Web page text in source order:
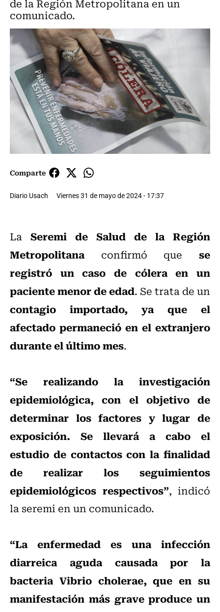
de la Región Metropolitana en un
comunicado.
Comparte
Diario Usach Viernes 31 de mayo de 2024 - 17:37
La Seremi de Salud de la Región
Metropolitana confirmó que se
registró un caso de cólera en un
paciente menor de edad. Se trata de un
contagio importado, ya que el
afectado permaneció en el extranjero
durante el último mes.
“Se realizando la investigación
epidemiológica, con el objetivo de
determinar los factores y lugar de
exposición. Se llevará a cabo el
estudio de contactos con la finalidad
de realizar los seguimientos
epidemiológicos respectivos”, indicó
la seremi en un comunicado.
“La enfermedad es una infección
diarreica aguda causada por la
bacteria Vibrio cholerae, que en su
manifestación más grave produce un